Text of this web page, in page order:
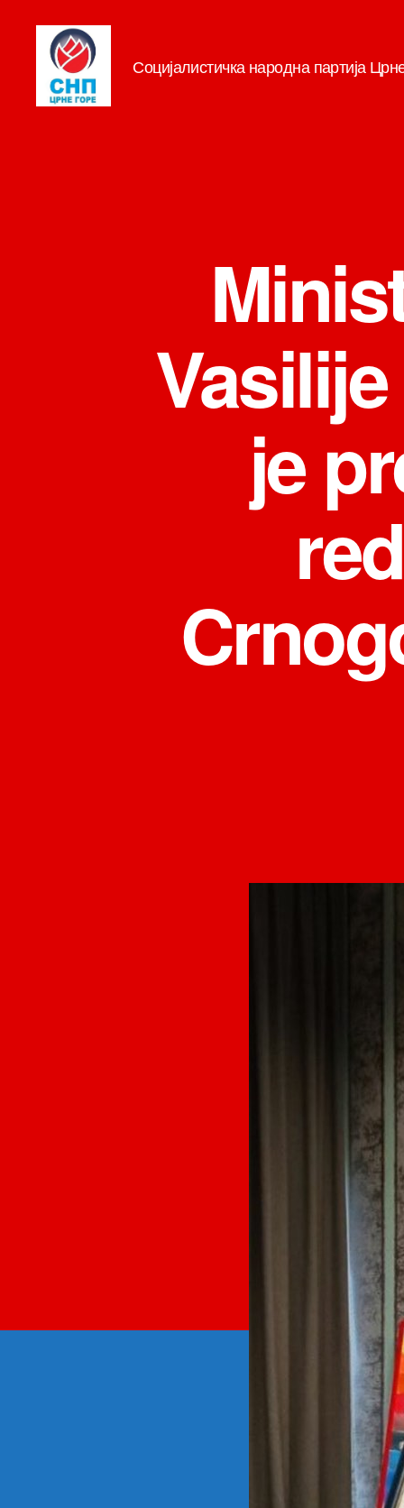
Социјалистичка народна партија
je